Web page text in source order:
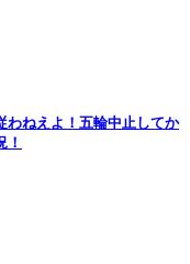
わねえよ！五輪中止してか